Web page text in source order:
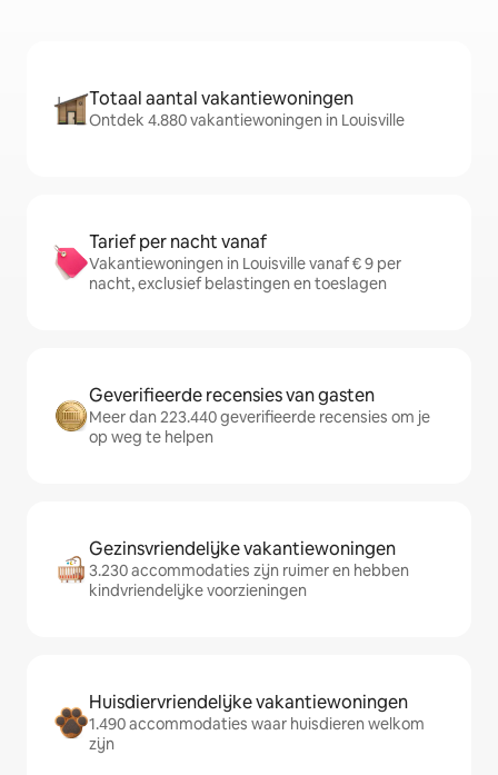
Totaal aantal vakantiewoningen
Ontdek 4.880 vakantiewoningen in Louisville
Tarief per nacht vanaf
Vakantiewoningen in Louisville vanaf € 9 per
nacht, exclusief belastingen en toeslagen
Geverifieerde recensies van gasten
Meer dan 223.440 geverifieerde recensies om je
op weg te helpen
Gezinsvriendelijke vakantiewoningen
3.230 accommodaties zijn ruimer en hebben
kindvriendelijke voorzieningen
Huisdiervriendelijke vakantiewoningen
1.490 accommodaties waar huisdieren welkom
zijn